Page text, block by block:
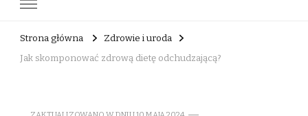
Strona główna
Zdrowie i uroda
Jak skomponować zdrową dietę odchudzającą?